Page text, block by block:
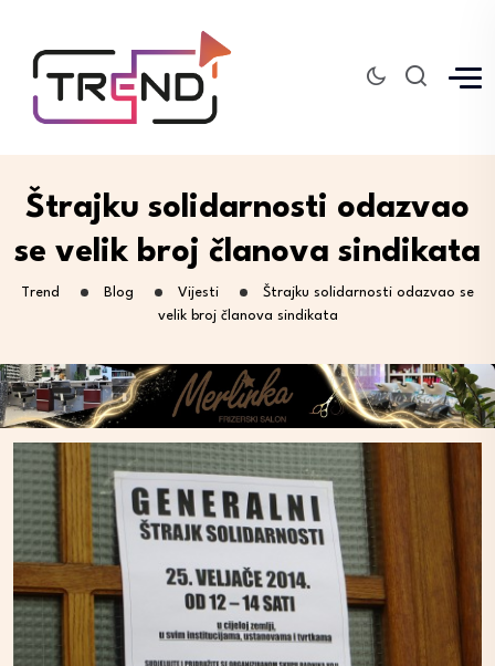
Štrajku solidarnosti odazvao
se velik broj članova sindikata
Trend Blog Vijesti
Štrajku solidarnosti odazvao se
velik broj članova sindikata